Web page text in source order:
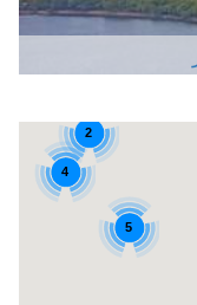
4
2
5